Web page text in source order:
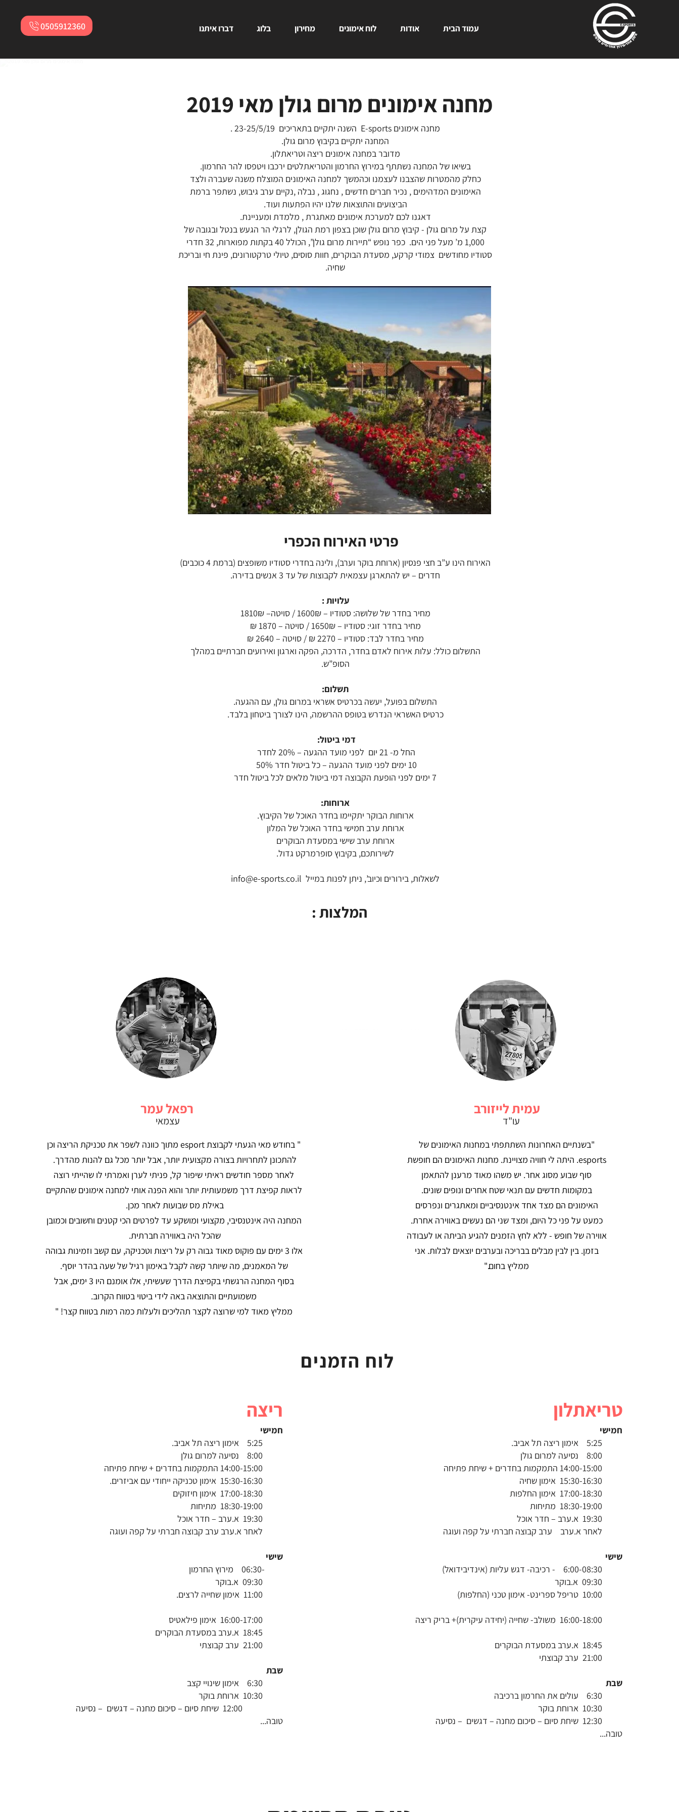
0505912360 עמוד הבית אודות לוח אימונים מחירון בלוג דברו איתנו
מחנה אימונים מרום גולן מאי 2019
מחנה אימונים E-sports השנה יתקיים בתאריכים 23-25/5/19 .
המחנה יתקיים בקיבוץ מרום גולן.
מדובר במחנה אימונים ריצה וטריאתלון.
בשיאו של המחנה נשתתף במירוץ החרמון והטריאתלטים ירכבו ויטפסו להר החרמון.
כחלק מהמטרות שהצבנו לעצמנו וכהמשך למחנה האימונים המוצלח משנה שעברה ולצד
האימונים המדהימים , נכיר חברים חדשים , נחגוג , נבלה ,נקיים ערב גיבוש, נשתפר ברמת
הביצועים והתוצאות שלנו יהיו הפתעות ועוד.
דאגנו לכם למערכת אימונים מאתגרת , מלמדת ומעניינת.
קצת על מרום גולן - קיבוץ מרום גולן שוכן בצפון רמת הגולן, לרגלי הר הגעש בנטל ובגובה של
1,000 מ’ מעל פני הים. כפר נופש “תיירות מרום גולן”, הכולל 40 בקתות מפוארות, 32 חדרי
סטודיו מחודשים צמודי קרקע, מסעדת הבוקרים, חוות סוסים, טיולי טרקטורונים, פינת חי ובריכת
שחיה.
פרטי האירוח הכפרי
האירוח הינו ע”ב חצי פנסיון (ארוחת בוקר וערב), ולינה בחדרי סטודיו משופצים (ברמת 4 כוכבים)
חדרים – יש להתארגן עצמאית לקבוצות של עד 3 אנשים בדירה.
עלויות :
מחיר בחדר של שלושה: סטודיו – 1600₪ / סויטה– 1810₪
מחיר בחדר זוגי: סטודיו – 1650₪ / סויטה – 1870 ₪
מחיר בחדר לבד: סטודיו – 2270 ₪ / סויטה – 2640 ₪
התשלום כולל: עלות אירוח לאדם בחדר, הדרכה, הפקה וארגון ואירועים חברתיים במהלך
הסופ”ש.
תשלום:
התשלום בפועל, יעשה בכרטיס אשראי במרום גולן, עם ההגעה.
כרטיס האשראי הנדרש בטופס ההרשמה, הינו לצורך ביטחון בלבד.
דמי ביטול:
החל מ- 21 יום לפני מועד ההגעה – 20% לחדר
10 ימים לפני מועד ההגעה – כל ביטול חדר 50%
7 ימים לפני הופעת הקבוצה דמי ביטול מלאים לכל ביטול חדר
ארוחות:
ארוחות הבוקר יתקיימו בחדר האוכל של הקיבוץ.
ארוחת ערב חמישי בחדר האוכל של המלון
ארוחת ערב שישי במסעדת הבוקרים
לשירותכם, בקיבוץ סופרמרקט גדול.
לשאלות, בירורים וכיוב’, ניתן לפנות במייל info@e-sports.co.il
המלצות :
רפאל עמר
עצמאי
" בחודש מאי הגעתי לקבוצת esport מתוך כוונה לשפר את טכניקת הריצה וכן
להתכונן לתחרויות בצורה מקצועית יותר, אבל יותר מכל גם להנות מהדרך.
לאחר מספר חודשים ראיתי שיפור קל, פניתי לערן ואמרתי לו שהייתי רוצה
לראות קפיצת דרך משמעותית יותר והוא הפנה אותי למחנה אימונים שהתקיים
באילת מס שבועות לאחר מכן.
המחנה היה אינטנסיבי, מקצועי ומושקע עד לפרטים הכי קטנים וחשובים וכמובן
שהכל היה באווירה חברתית.
אלו 3 ימים עם פוקוס מאוד גבוה רק על ריצות וטכניקה, עם קשב וזמינות גבוהה
של המאמנים, מה שיותר קשה לקבל באימון רגיל של שעה בהדר יוסף.
בסוף המחנה הרגשתי בקפיצת הדרך שעשיתי, אלו אומנם היו 3 ימים, אבל
משמועתיים והתוצאה באה לידי ביטוי בטווח הקרוב.
ממליץ מאוד למי שרוצה לקצר תהליכים ולעלות כמה רמות בטווח קצר! "
עמית לייזורב
עו"ד
"בשנתיים האחרונות השתתפתי במחנות האימונים של
esports. היתה לי חוויה מצויינת. מחנות האימונים הם חופשת
סוף שבוע מסוג אחר. יש משהו מאוד מרענן להתאמן
במקומות חדשים עם תנאי שטח אחרים ונופים שונים.
האימונים הם מצד אחד אינטנסיביים ומאתגרים ונפרסים
כמעט על פני כל היום, ומצד שני הם נעשים באווירה אחרת.
אווירה של חופש - ללא לחץ הזמנים להגיע הביתה או לעבודה
בזמן. בין לבין מבלים בבריכה ובערבים יוצאים לבלות. אני
ממליץ בחום."
לוח הזמנים
ריצה
חמישי
לאחר א.ערב ערב קבוצה חברתי על קפה ועוגה
שישי
-06:30 מירוץ החרמון
11:00 אימון שחייה לרצים.
שבת
12:00 שיחת סיום – סיכום מחנה – דגשים – נסיעה
טובה...
טריאתלון
חמישי
לאחר א.ערב ערב קבוצה חברתי על קפה ועוגה
שישי
10:00 טריפל ספרינט- אימון טכני (החלפות)
16:00-18:00 משולב- שחייה (יחידה עיקרית)+ בריק ריצה
שבת
12:30 שיחת סיום – סיכום מחנה – דגשים – נסיעה
טובה...